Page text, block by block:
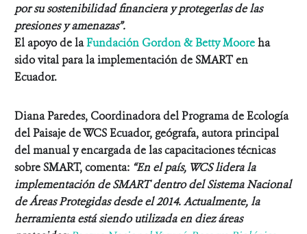
por su sostenibilidad financiera y protegerlas de las
presiones y amenazas”.
El apoyo de laFundación Gordon & Betty Mooreha
sidovitalpara la implementación de SMART en
Ecuador.
Diana Paredes, Coordinadora delProgramade Ecología
delPaisajede WCS Ecuador, geógrafa, autora principal
del manual y encargada de las capacitaciones técnicas
sobre SMART, comenta: “En el país, WCSliderala
implementación de SMART dentro del Sistema Nacional
de Áreas Protegidas desde el 2014.Actualmente, la
herramienta está siendo utilizada en diezáreas